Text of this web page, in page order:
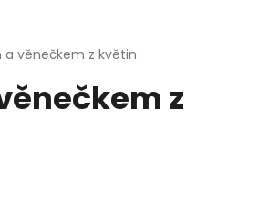
věnečkem z květin
z